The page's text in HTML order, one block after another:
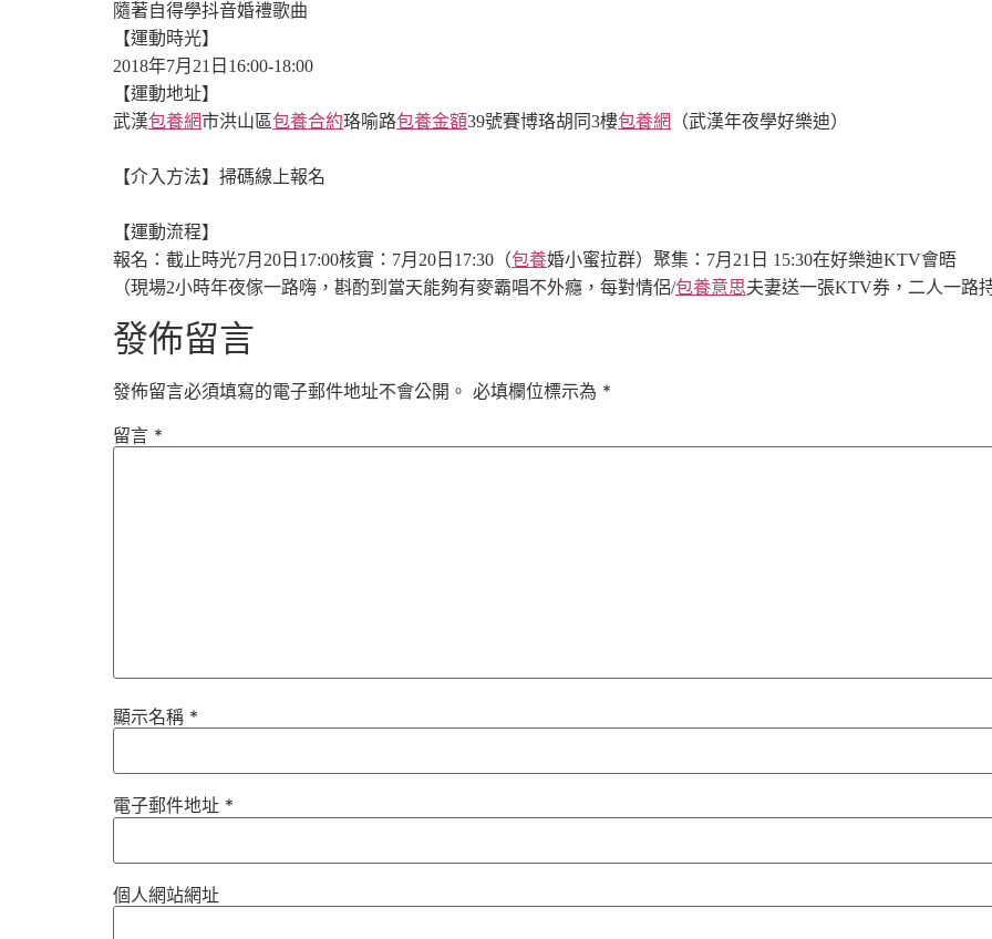
隨著自得學抖音婚禮歌曲
【運動時光】
2018年7月21日 16:00-18:00
【運動地址】
武漢包養網市洪山區包養合約珞喻路包養金額39號賽博珞胡同3樓包養網 （武漢年夜學好樂迪）
【介入方法】 掃碼線上報名
【運動流程】
報名：截止時光7月20日17:00核實：7月20日17:30（包養婚小蜜拉群） 聚集：7月21日 15:30在好樂迪KTV會晤
（現場2小時年夜傢一路嗨，斟酌到當天能夠有麥霸唱不外癮， 每對情侶/包養意思夫妻送一張KTV券，二人一路
發佈留言
發佈留言必須填寫的電子郵件地址不會公開。 必填欄位標示為 *
留言 *
顯示名稱 *
電子郵件地址 *
個人網站網址